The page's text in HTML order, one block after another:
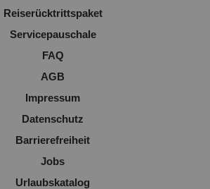
Reiserücktrittspaket
Servicepauschale
FAQ
AGB
Impressum
Datenschutz
Barrierefreiheit
Jobs
Urlaubskatalog